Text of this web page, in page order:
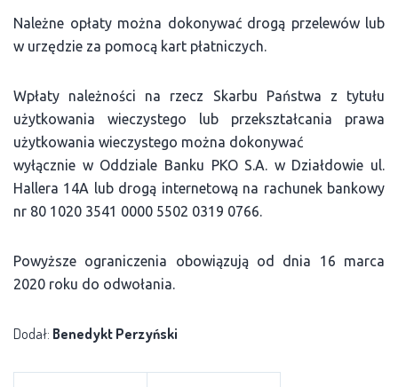
Należne opłaty można dokonywać drogą przelewów lub
w urzędzie za pomocą kart płatniczych.
Wpłaty należności na rzecz Skarbu Państwa z tytułu
użytkowania wieczystego lub przekształcania prawa
użytkowania wieczystego można dokonywać
wyłącznie w Oddziale Banku PKO S.A. w Działdowie ul.
Hallera 14A lub drogą internetową na rachunek bankowy
nr 80 1020 3541 0000 5502 0319 0766.
Powyższe ograniczenia obowiązują od dnia 16 marca
2020 roku do odwołania.
Dodał: Benedykt Perzyński